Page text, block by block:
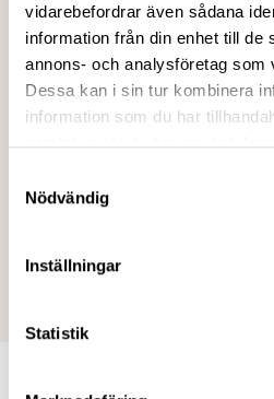
vidarebefordrar även sådana
information från din enhet till de
annons- och analysföretag som
Dessa kan i sin tur kombinera
information som du har
samlat in när du har använt
Nödvändig
Inställningar
Statistik
Rapport 2019:1
Författare:Vetenskap &
Publicerad: Februari 2019
Antal sidor:20
Senast ändrad: 01 juni 2026